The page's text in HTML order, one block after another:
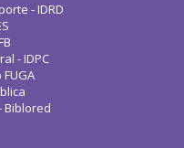
- IDRD
- IDPC
Biblored